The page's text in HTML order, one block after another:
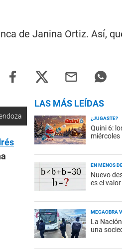
de Janina Ortiz. Así,
LAS MÁS LEÍDAS
¿JUGASTE?
Quini 6:
EN MENOS
Nuevo
es el valor
MEGAOBRA
La
una